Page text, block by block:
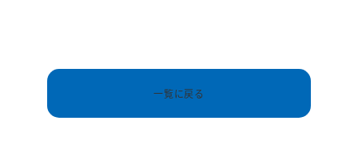
一覧に戻る